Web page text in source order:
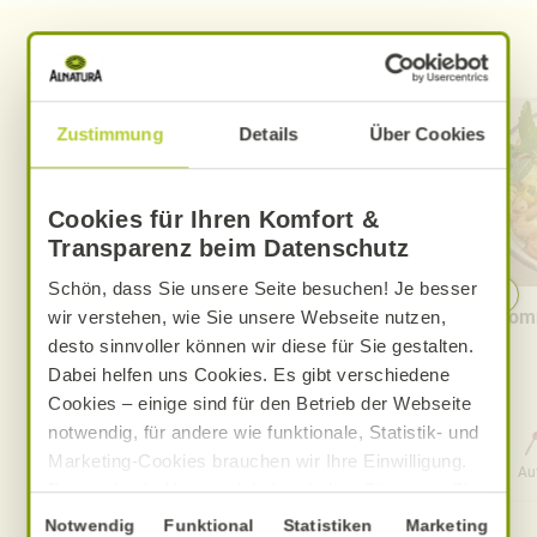
Zustimmung Details Über Cookies
Cookies für Ihren Komfort &
Transparenz beim Datenschutz
Schön, dass Sie unsere Seite besuchen! Je besser
wir verstehen, wie Sie unsere Webseite nutzen,
desto sinnvoller können wir diese für Sie gestalten.
Dabei helfen uns Cookies. Es gibt verschiedene
Cookies – einige sind für den Betrieb der Webseite
notwendig, für andere wie funktionale, Statistik- und
Marketing-Cookies brauchen wir Ihre Einwilligung.
Das optimale Nutzererlebnis erhalten Sie, wenn Sie
„Alle Cookies erlauben“ anklicken. Ihre Einwilligung
Einwilligungsauswahl
Notwendig Funktional Statistiken Marketing
Entdecken Sie weitere Rezepte
Cremige Tomaten-Knoblauch-
Pasta
0 Std. 30 Min.